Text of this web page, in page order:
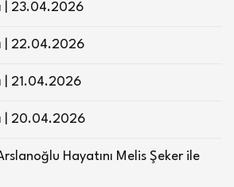
| 23.04.2026
| 22.04.2026
| 21.04.2026
| 20.04.2026
Hayatını Melis Şeker ile